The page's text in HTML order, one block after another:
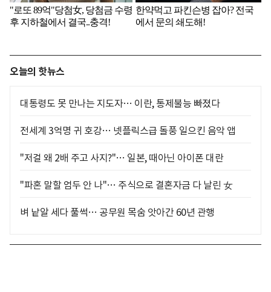
오늘의 핫뉴스
대통령도 못 만나는 지도자… 이란, 통제불능 빠졌다
전세계 3억명 귀 호강… 넷플릭스급 돌풍 일으킨 음악 앱
"저걸 왜 2배 주고 사지?"… 일본, 때아닌 아이폰 대란
"파혼 말할 엄두 안 나"… 주식으로 결혼자금 다 날린 女
벼 낱알 세다 풀썩… 공무원 목숨 앗아간 60년 관행